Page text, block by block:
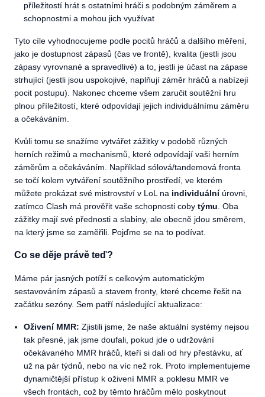
příležitostí hrát s ostatními hráči s podobným záměrem a
schopnostmi a mohou jich využívat
Tyto cíle vyhodnocujeme podle pocitů hráčů a dalšího měření,
jako je dostupnost zápasů (čas ve frontě), kvalita (jestli jsou
zápasy vyrovnané a spravedlivé) a to, jestli je účast na zápase
strhující (jestli jsou uspokojivé, naplňují záměr hráčů a nabízejí
pocit postupu). Nakonec chceme všem zaručit soutěžní hru
plnou příležitostí, které odpovídají jejich individuálnímu záměru
a očekáváním.
Kvůli tomu se snažíme vytvářet zážitky v podobě různých
herních režimů a mechanismů, které odpovídají vaši herním
záměrům a očekáváním. Například sólová/tandemová fronta
se točí kolem vytváření soutěžního prostředí, ve kterém
můžete prokázat své mistrovství v LoL na individuálníúrovni,
zatímco Clash má prověřit vaše schopnosti coby týmu . Oba
zážitky mají své přednosti a slabiny, ale obecně jdou směrem,
na který jsme se zaměřili. Pojďme se na to podívat.
Co se děje právě teď?
Máme pár jasných potíží s celkovým automatickým
sestavováním zápasů a stavem fronty, které chceme řešit na
začátku sezóny. Sem patří následující aktualizace:
Oživení MMR: Zjistili jsme, že naše aktuální systémy nejsou
tak přesné, jak jsme doufali, pokud jde o udržování
očekávaného MMR hráčů, kteří si dali od hry přestávku, ať
už na pár týdnů, nebo na víc než rok. Proto implementujeme
dynamičtější přístup k oživení MMR a poklesu MMR ve
všech frontách, což by těmto hráčům mělo poskytnout